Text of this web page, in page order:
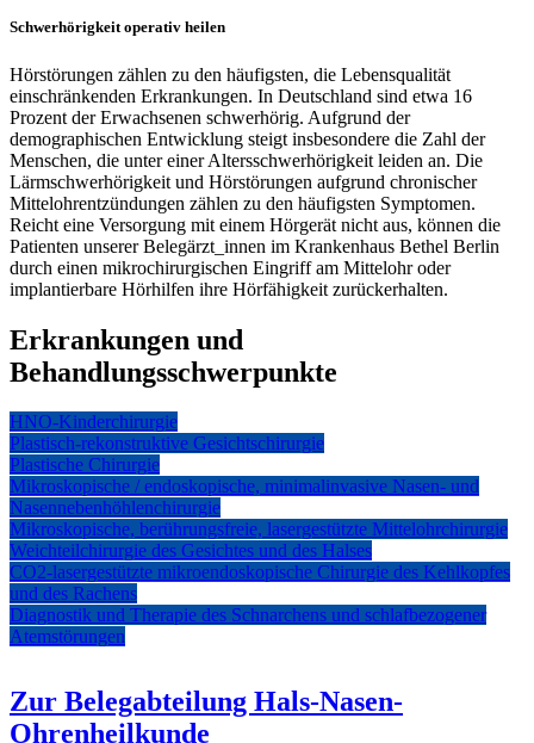
Schwerhörigkeit operativ heilen
Hörstörungen zählen zu den häufigsten, die Lebensqualität
einschränkenden Erkrankungen. In Deutschland sind etwa 16
Prozent der Erwachsenen schwerhörig. Aufgrund der
demographischen Entwicklung steigt insbesondere die Zahl der
Menschen, die unter einer Altersschwerhörigkeit leiden an. Die
Lärmschwerhörigkeit und Hörstörungen aufgrund chronischer
Mittelohrentzündungen zählen zu den häufigsten Symptomen.
Reicht eine Versorgung mit einem Hörgerät nicht aus, können die
Patienten unserer Belegärzt_innen im Krankenhaus Bethel Berlin
durch einen mikrochirurgischen Eingriff am Mittelohr oder
implantierbare Hörhilfen ihre Hörfähigkeit zurückerhalten.
Erkrankungen und
Behandlungsschwerpunkte
HNO-Kinderchirurgie
Plastisch-rekonstruktive Gesichtschirurgie
Plastische Chirurgie
Mikroskopische / endoskopische, minimalinvasive Nasen- und
Nasennebenhöhlenchirurgie
Mikroskopische, berührungsfreie, lasergestützte Mittelohrchirurgie
Weichteilchirurgie des Gesichtes und des Halses
CO2-lasergestützte mikroendoskopische Chirurgie des Kehlkopfes
und des Rachens
Diagnostik und Therapie des Schnarchens und schlafbezogener
Atemstörungen
Zur Belegabteilung Hals-Nasen-
Ohrenheilkunde